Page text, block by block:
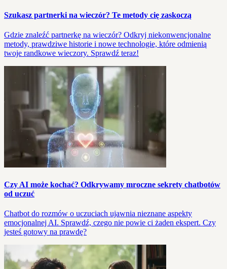
Szukasz partnerki na wieczór? Te metody cię zaskoczą
Gdzie znaleźć partnerkę na wieczór? Odkryj niekonwencjonalne
metody, prawdziwe historie i nowe technologie, które odmienią
twoje randkowe wieczory. Sprawdź teraz!
Czy AI może kochać? Odkrywamy mroczne sekrety chatbotów
od uczuć
Chatbot do rozmów o uczuciach ujawnia nieznane aspekty
emocjonalnej AI. Sprawdź, czego nie powie ci żaden ekspert. Czy
jesteś gotowy na prawdę?